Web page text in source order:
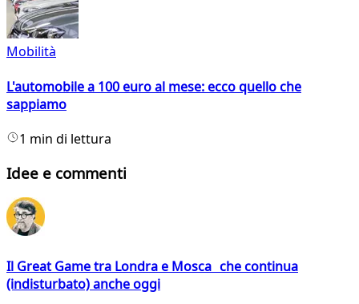
Mobilità
L'automobile a 100 euro al mese: ecco quello che
sappiamo
1 min di lettura
Idee e commenti
Il Great Game tra Londra e Mosca che continua
(indisturbato) anche oggi